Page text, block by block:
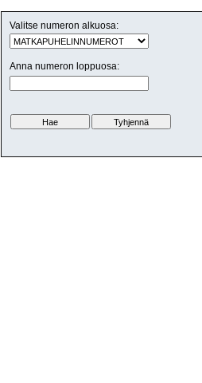
Valitse numeron alkuosa:
Anna numeron loppuosa: